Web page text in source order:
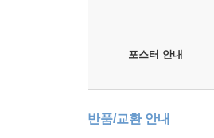
포스터 안내
반품/교환 안내